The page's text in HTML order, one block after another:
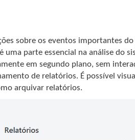
sobre os eventos importantes
uma parte essencial na análise do
em segundo plano, sem
de relatórios. É possível
arquivar relatórios.